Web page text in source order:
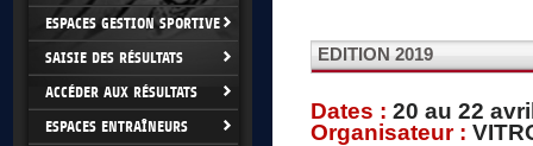
ESPACES GESTION SPORTIVE
SAISIE DES RÉSULTATS
ACCÉDER AUX RÉSULTATS
ESPACES ENTRAÎNEURS
EDITION 2019
Dates : 20 au 22
Organisateur :